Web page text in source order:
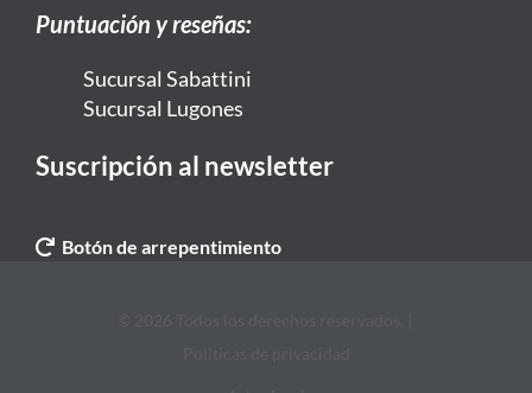
Puntuación y reseñas:
Sucursal Sabattini
Sucursal Lugones
Suscripción al newsletter
Botón de arrepentimiento